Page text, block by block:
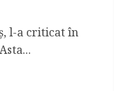
l-a criticat în